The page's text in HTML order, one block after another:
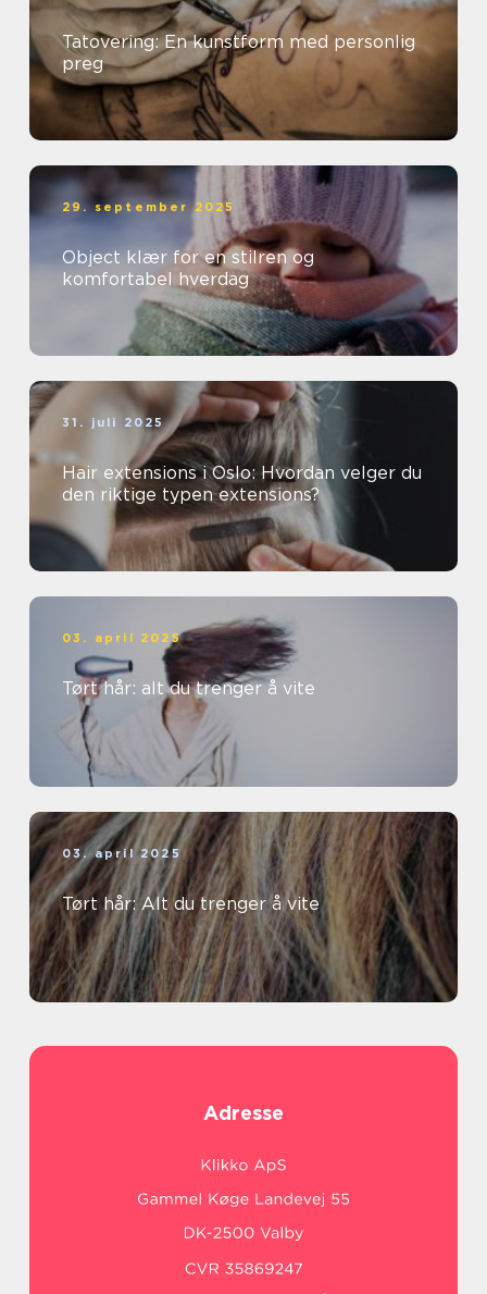
Tatovering: En kunstform med personlig
preg
29. september 2025
Object klær for en stilren og
komfortabel hverdag
31. juli 2025
Hair extensions i Oslo: Hvordan velger du
den riktige typen extensions?
03. april 2025
Tørt hår: alt du trenger å vite
03. april 2025
Tørt hår: Alt du trenger å vite
Adresse